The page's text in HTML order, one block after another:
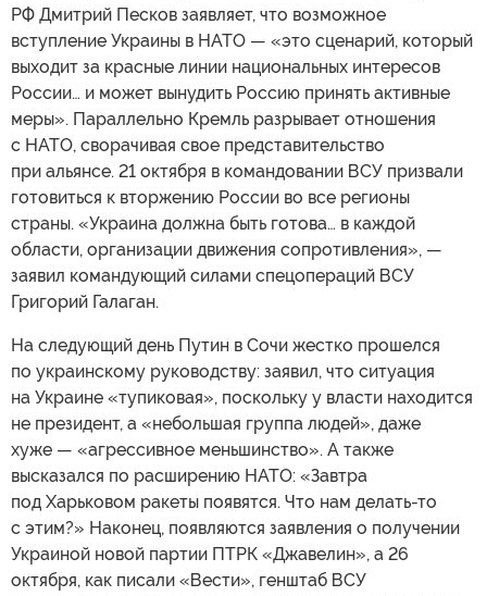
РФ Дмитрий Песков заявляет, что возможное
вступление Украины в НАТО — «это сценарий, который
выходит за красные линии национальных интересов
России… и может вынудить Россию принять активные
меры». Параллельно Кремль разрывает отношения
с НАТО, сворачивая свое представительство
при альянсе. 21 октября в командовании ВСУ призвали
готовиться к вторжению России во все регионы
страны. «Украина должна быть готова… в каждой
области, организации движения сопротивления», —
заявил командующий силами спецопераций ВСУ
Григорий Галаган.
На следующий день Путин в Сочи жестко прошелся
по украинскому руководству: заявил, что ситуация
на Украине «тупиковая», поскольку у власти находится
не президент, а «небольшая группа людей», даже
хуже — «агрессивное меньшинство». А также
высказался по расширению НАТО: «Завтра
под Харьковом ракеты появятся. Что нам делать-то
с этим?» Наконец, появляются заявления о получении
Украиной новой партии ПТРК «Джавелин», а 26
октября, как писали «Вести», генштаб ВСУ